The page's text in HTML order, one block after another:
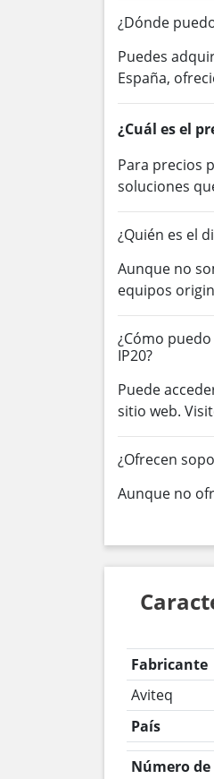
¿Dónde
Puedes
España,
¿Cuál es el
Para precios
soluciones
¿Quién es el
Aunque no
equipos
¿Cómo
IP20?
Puede
sitio web.
¿Ofrecen
Aunque no
Fabricante
Aviteq
País
Número de